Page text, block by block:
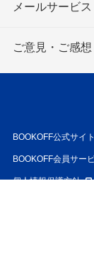
メールサービス
ご意見・ご感想
BOOKOFF公式サイト
BOOKOFF会員サー
個人情報保護方針